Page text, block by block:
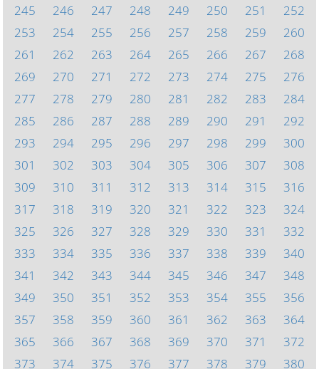
245
246 247 248 249 250 251
252
253
254 255 256 257 258 259
260
261
262 263 264 265 266 267
268
269
270 271 272 273 274 275
276
277
278 279 280 281 282 283
284
285
286 287 288 289 290 291
292
293
294 295 296 297 298 299
300
301
302 303 304 305 306 307
308
309
310 311 312 313 314 315
316
317
318 319 320 321 322 323
324
325
326 327 328 329 330 331
332
333
334 335 336 337 338 339
340
341
342 343 344 345 346 347
348
349
350 351 352 353 354 355
356
357
358 359 360 361 362 363
364
365
366 367 368 369 370 371
372
373
374 375 376 377 378 379 380